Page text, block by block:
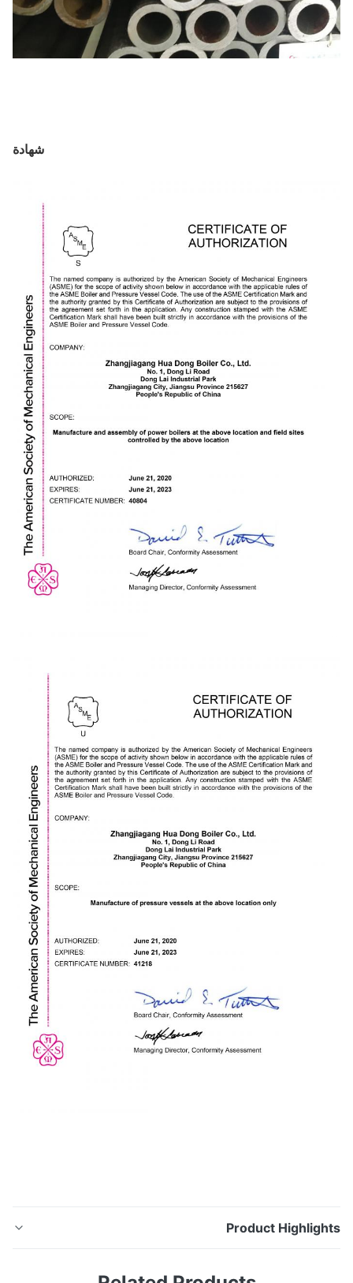
الدفع L / CT / T
شهادة
Product
180/240/320/400/600 جريت مصقول من الداخل إلى